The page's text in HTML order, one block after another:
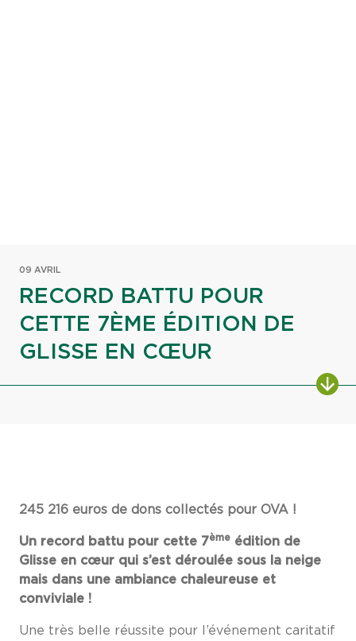
09 AVRIL
RECORD BATTU POUR
CETTE 7ÈME ÉDITION DE
GLISSE EN CŒUR
245 216 euros de dons collectés pour OVA !
Un record battu pour cette 7ème édition de
Glisse en cœur qui s’est déroulée sous la neige
mais dans une ambiance chaleureuse et
conviviale !
Une très belle réussite pour l’événement caritatif